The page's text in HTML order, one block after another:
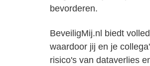
bevorderen.
BeveiligMij.nl biedt
waardoor jij en je
risico's van dataverlies